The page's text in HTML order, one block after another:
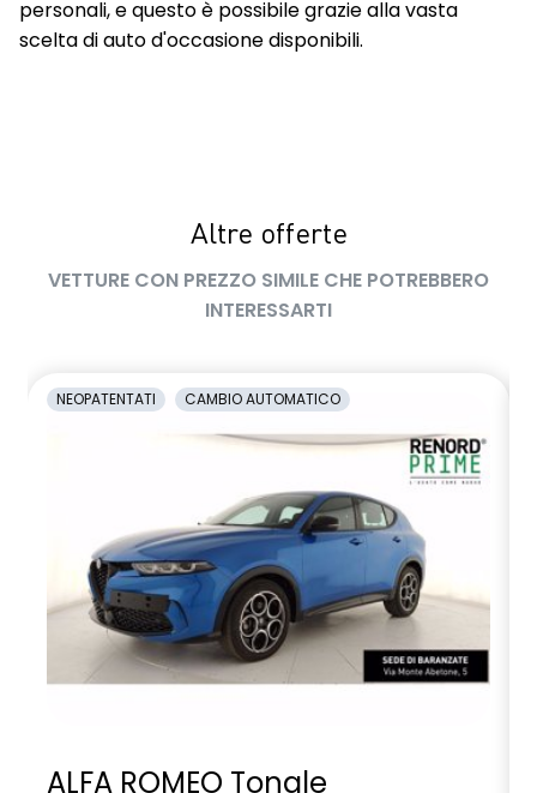
personali, e questo è possibile grazie alla vasta
scelta di auto d'occasione disponibili.
Altre offerte
VETTURE CON PREZZO SIMILE CHE POTREBBERO
INTERESSARTI
NEOPATENTATI CAMBIO AUTOMATICO
ALFA ROMEO Tonale